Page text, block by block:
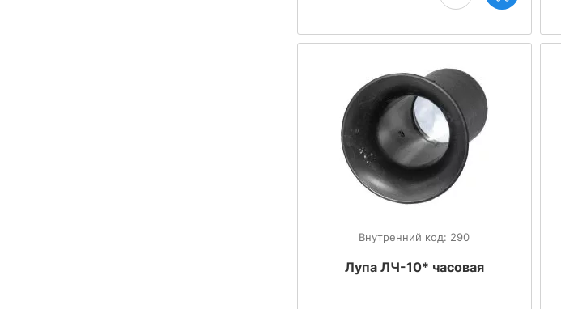
Внутренний код: 290
Лупа ЛЧ-10* часовая